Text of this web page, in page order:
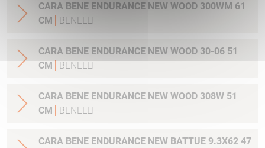
CARA BENE ENDURANCE NEW WOOD 300WM 61
CM
BENELLI
CARA BENE ENDURANCE NEW WOOD 30-06 51
CM
BENELLI
CARA BENE ENDURANCE NEW WOOD 308W 51
CM
BENELLI
CARA BENE ENDURANCE NEW BATTUE 9.3X62 47